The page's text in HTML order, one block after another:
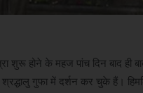
शुरू होने के महज पांच दिन बाद ही
गुफा में दर्शन कर चुके हैं।